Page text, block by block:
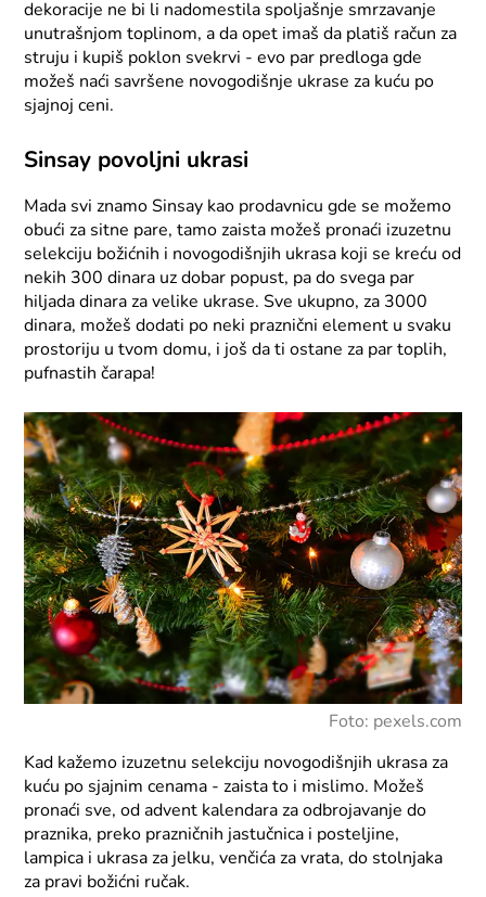
dekoracije ne bi li nadomestila spoljašnje smrzavanje
unutrašnjom toplinom, a da opet imaš da platiš račun za
struju i kupiš poklon svekrvi - evo par predloga gde
možeš naći savršene novogodišnje ukrase za kuću po
sjajnoj ceni.
Sinsay povoljni ukrasi
Mada svi znamo Sinsay kao prodavnicu gde se možemo
obući za sitne pare, tamo zaista možeš pronaći izuzetnu
selekciju božićnih i novogodišnjih ukrasa koji se kreću od
nekih 300 dinara uz dobar popust, pa do svega par
hiljada dinara za velike ukrase. Sve ukupno, za 3000
dinara, možeš dodati po neki praznični element u svaku
prostoriju u tvom domu, i još da ti ostane za par toplih,
pufnastih čarapa!
Foto: pexels.com
Kad kažemo izuzetnu selekciju novogodišnjih ukrasa za
kuću po sjajnim cenama - zaista to i mislimo. Možeš
pronaći sve, od advent kalendara za odbrojavanje do
praznika, preko prazničnih jastučnica i posteljine,
lampica i ukrasa za jelku, venčića za vrata, do stolnjaka
za pravi božićni ručak.